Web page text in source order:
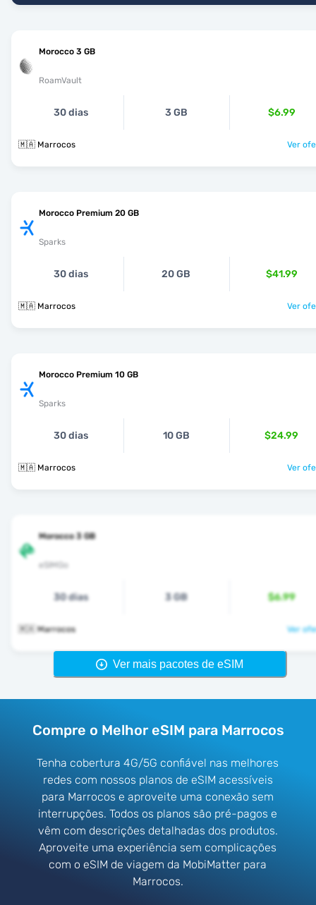
Morocco 3 GB
RoamVault
30 dias 3 GB $6.99
🇲🇦 Marrocos Ver
Morocco Premium 20 GB
Sparks
30 dias 20 GB $41.99
🇲🇦 Marrocos Ver
Morocco Premium 10 GB
Sparks
30 dias 10 GB $24.99
🇲🇦 Marrocos Ver
Morocco 3 GB
eSIMGo
30 dias 3 GB $6.99
🇲🇦 Marrocos Ver
Ver mais pacotes de eSIM
Compre o Melhor eSIM para Marrocos
Tenha cobertura 4G/5G confiável nas melhores
redes com nossos planos de eSIM acessíveis
para Marrocos e aproveite uma conexão sem
interrupções. Todos os planos são pré-pagos e
vêm com descrições detalhadas dos produtos.
Aproveite uma experiência sem complicações
com o eSIM de viagem da MobiMatter para
Marrocos.